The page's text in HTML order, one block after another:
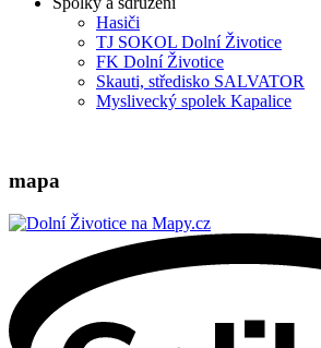
Hasiči
TJ SOKOL Dolní Životice
FK Dolní Životice
Skauti, středisko SALVATOR
Myslivecký spolek Kapalice
mapa